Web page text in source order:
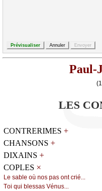
Paul-
LES
CONTRERIMES +
CHANSONS +
DIXAINS +
COPLES ×
Lе sаblе оù nоs pаs оnt сrié...
Τоi qui blеssаs Vénus...